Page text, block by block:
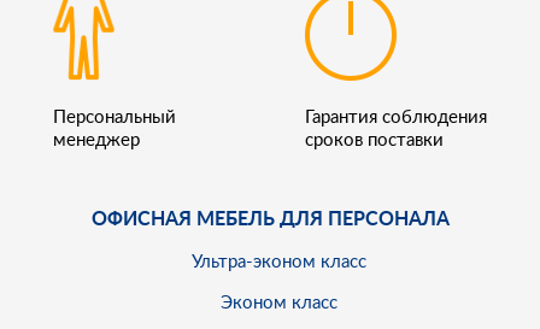
Персональный
менеджер
Гарантия соблюдения
сроков поставки
ОФИСНАЯ МЕБЕЛЬ ДЛЯ ПЕРСОНАЛА
Ультра-эконом класс
Эконом класс